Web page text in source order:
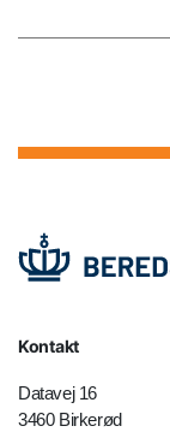
Kontakt
Datavej 16
3460 Birkerød